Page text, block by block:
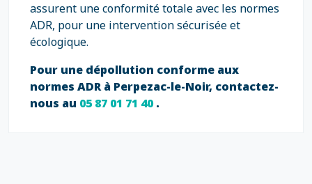
assurent une conformité totale avec les normes
ADR, pour une intervention sécurisée et
écologique.
Pour une dépollution conforme aux
normes ADR à Perpezac-le-Noir, contactez-
nous au 05 87 01 71 40.